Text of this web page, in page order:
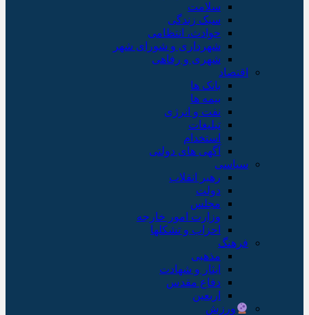
سلامت
سبک زندگی
حوادث، انتظامی
شهرداری و شورای شهر
شهری و رفاهی
اقتصاد
بانک ها
بیمه ها
نفت و انرژی
تبلیغات
استخدام
آگهی های دولتی
سیاسی
رهبر انقلاب
دولت
مجلس
وزارت امور خارجه
احزاب و تشکلها
فرهنگ
مذهبی
ایثار و شهادت
دفاع مقدس
اربعین
ورزش